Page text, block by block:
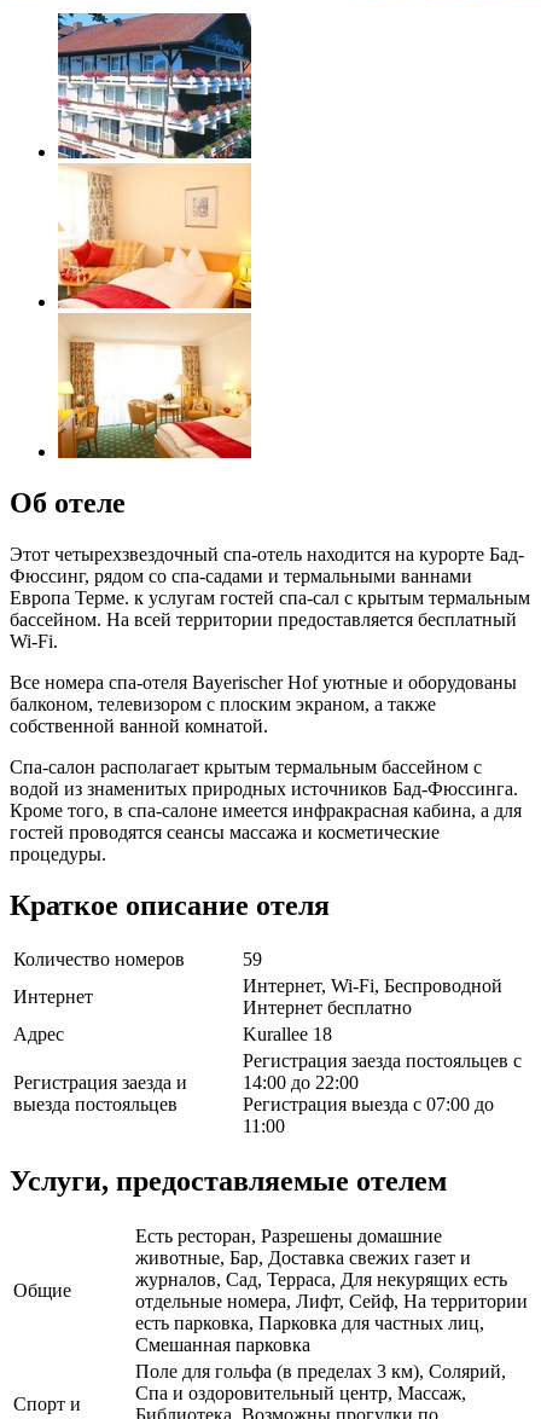
Об отеле
Этот четырехзвездочный спа-отель находится на курорте Бад-
Фюссинг, рядом со спа-садами и термальными ваннами
Европа Терме. к услугам гостей спа-сал с крытым термальным
бассейном. На всей территории предоставляется бесплатный
Wi-Fi.
Все номера спа-отеля Bayerischer Hof уютные и оборудованы
балконом, телевизором с плоским экраном, а также
собственной ванной комнатой.
Спа-салон располагает крытым термальным бассейном с
водой из знаменитых природных источников Бад-Фюссинга.
Кроме того, в спа-салоне имеется инфракрасная кабина, а для
гостей проводятся сеансы массажа и косметические
процедуры.
Краткое описание отеля
Количество номеров
59
Интернет
Интернет, Wi-Fi, Беспроводной
Интернет бесплатно
Адрес
Kurallee 18
Регистрация заезда и
выезда постояльцев
Регистрация заезда постояльцев с
14:00 до 22:00
Регистрация выезда с 07:00 до
11:00
Услуги, предоставляемые отелем
Общие
Есть ресторан, Разрешены домашние
животные, Бар, Доставка свежих газет и
журналов, Сад, Терраса, Для некурящих есть
отдельные номера, Лифт, Сейф, На территории
есть парковка, Парковка для частных лиц,
Смешанная парковка
Спорт и
Поле для гольфа (в пределах 3 км), Солярий,
Спа и оздоровительный центр, Массаж,